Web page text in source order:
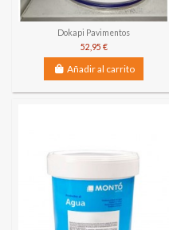
Dokapi Pavimentos
52,95 €
Añadir al carrito